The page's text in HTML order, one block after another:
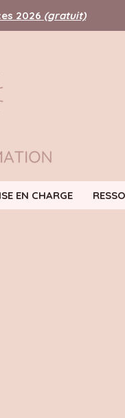
2026 (gratuit)
EN CHARGE